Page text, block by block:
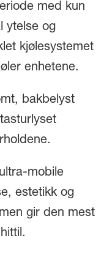
med kun
ytelse og
kjølesystemet
enhetene.
bakbelyst
mobile
estetikk og
gir den mest